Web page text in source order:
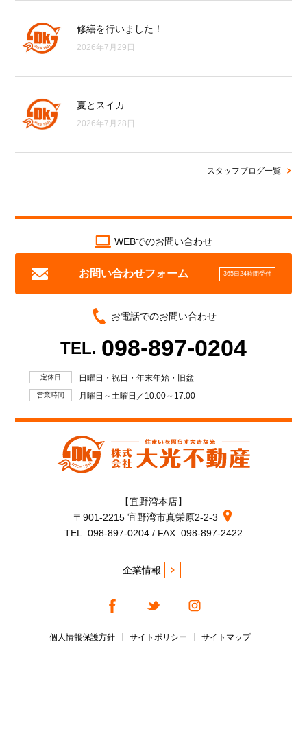
修繕を行いました！
2026年7月29日
夏とスイカ
2026年7月28日
スタッフブログ一覧
WEBでのお問い合わせ
お問い合わせフォーム 365日24時間受付
お電話でのお問い合わせ
TEL. 098-897-0204
定休日 日曜日・祝日・年末年始・旧盆
営業時間 月曜日～土曜日／10:00～17:00
【宜野湾本店】
〒901-2215 宜野湾市真栄原2-2-3
TEL. 098-897-0204 / FAX. 098-897-2422
企業情報
個人情報保護方針 サイトポリシー サイトマップ